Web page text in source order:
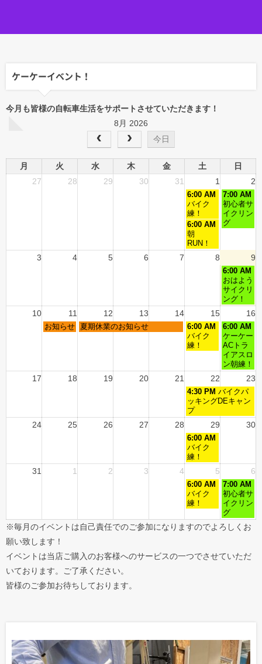
ケーケーイベント！
今月も皆様の自転車生活をサポートさせていただきます！
8月 2026
今日
月 火 水 木 金 土
日
27
28 29 30 31 1 2
6:00 AM
バイク
練！
7:00 AM
初心者サ
イクリン
グ
6:00 AM
朝
RUN！
3 4 5 6 7 8 9
6:00 AM
おはよう
サイクリ
ング！
10 11 12 13 14 15 16
お知らせ 夏期休業のお知らせ
6:00 AM
バイク
練！
6:00 AM
ケーケー
ACトラ
イアスロ
ン朝練！
17 18 19 20 21 22 23
4:30 PM バイクパ
ッキングDEキャン
プ
24 25 26 27 28 29 30
6:00 AM
バイク
練！
31 1 2 3 4 5 6
6:00 AM
バイク
練！
7:00 AM
初心者サ
イクリン
グ
※毎月のイベントは自己責任でのご参加になりますのでよろしくお
願い致します！
イベントは当店ご購入のお客様へのサービスの一つでさせていただ
いております。ご了承ください。
皆様のご参加お待ちしております。